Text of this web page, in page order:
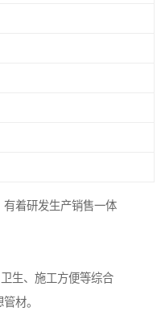
着研发生产销售一体
生、施工方便等综合
材。